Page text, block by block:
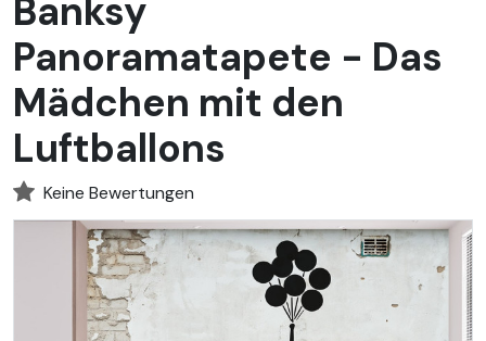
Banksy
Panoramatapete - Das
Mädchen mit den
Luftballons
Keine Bewertungen